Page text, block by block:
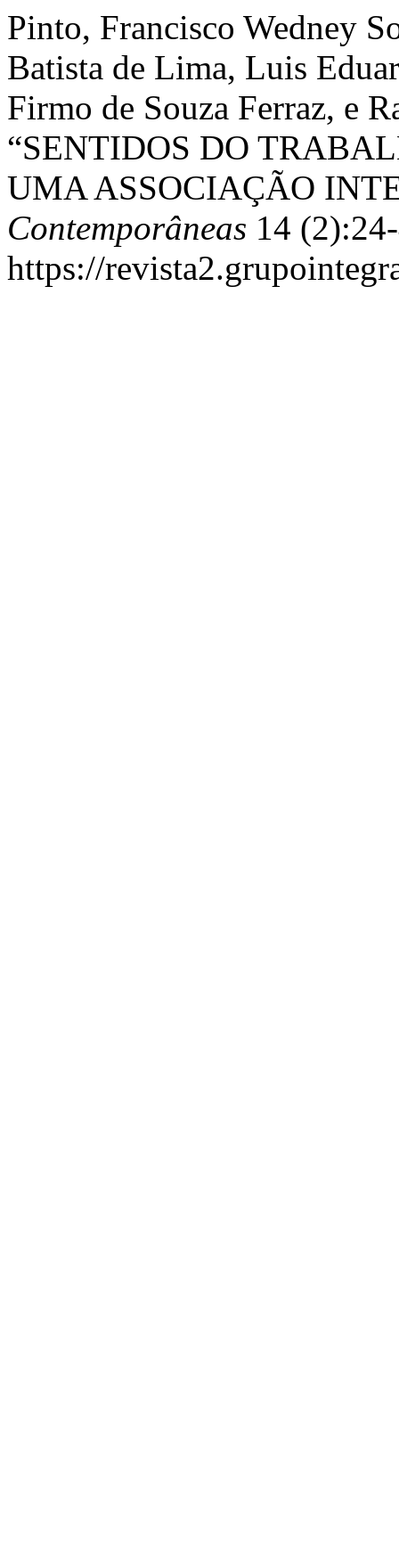
Pinto, Francisco Wedney
Batista de Lima, Luis
Firmo de Souza Ferraz, e
“SENTIDOS DO
UMA ASSOCIAÇÃO
Contemporâneas 14
https://